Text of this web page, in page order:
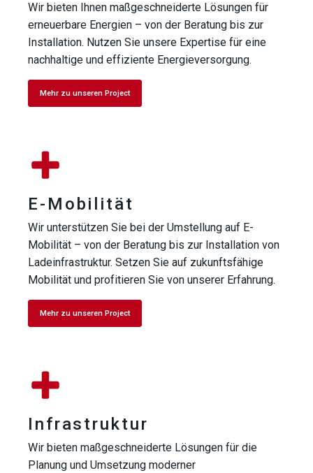
Wir bieten Ihnen maßgeschneiderte Lösungen für
erneuerbare Energien – von der Beratung bis zur
Installation. Nutzen Sie unsere Expertise für eine
nachhaltige und effiziente Energieversorgung.
Mehr zu unseren Project
E-Mobilität
Wir unterstützen Sie bei der Umstellung auf E-
Mobilität – von der Beratung bis zur Installation von
Ladeinfrastruktur. Setzen Sie auf zukunftsfähige
Mobilität und profitieren Sie von unserer Erfahrung.
Mehr zu unseren Project
Infrastruktur
Wir bieten maßgeschneiderte Lösungen für die
Planung und Umsetzung moderner